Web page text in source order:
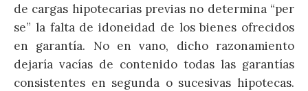
de cargas hipotecarias previas no determina “per
se” la falta de idoneidad de los bienes ofrecidos
en garantía. No en vano, dicho razonamiento
dejaría vacías de contenido todas las garantías
consistentes en segunda o sucesivas hipotecas.